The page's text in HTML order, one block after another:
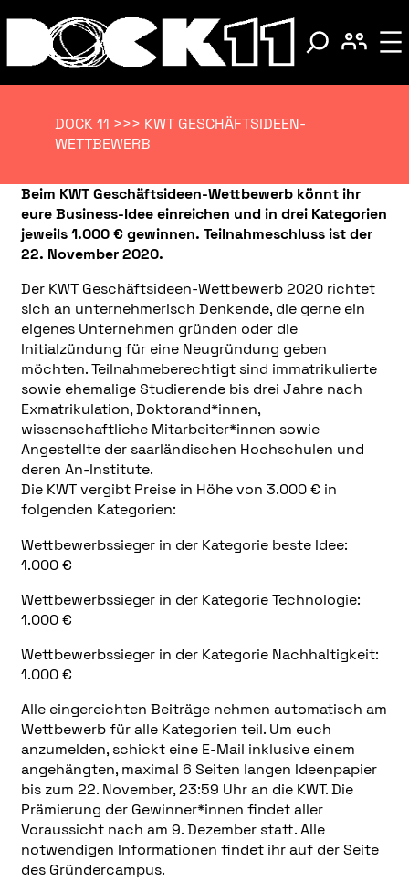
DOCK 11 >>> KWT GESCHÄFTSIDEEN-
WETTBEWERB
Beim KWT Geschäftsideen-Wettbewerb könnt ihr
eure Business-Idee einreichen und in drei Kategorien
jeweils 1.000 € gewinnen. Teilnahmeschluss ist der
22. November 2020.
Der KWT Geschäftsideen-Wettbewerb 2020 richtet
sich an unternehmerisch Denkende, die gerne ein
eigenes Unternehmen gründen oder die
Initialzündung für eine Neugründung geben
möchten. Teilnahmeberechtigt sind immatrikulierte
sowie ehemalige Studierende bis drei Jahre nach
Exmatrikulation, Doktorand*innen,
wissenschaftliche Mitarbeiter*innen sowie
Angestellte der saarländischen Hochschulen und
deren An-Institute.
Die KWT vergibt Preise in Höhe von 3.000 € in
folgenden Kategorien:
Wettbewerbssieger in der Kategorie beste Idee:
1.000 €
Wettbewerbssieger in der Kategorie Technologie:
1.000 €
Wettbewerbssieger in der Kategorie Nachhaltigkeit:
1.000 €
Alle eingereichten Beiträge nehmen automatisch am
Wettbewerb für alle Kategorien teil. Um euch
anzumelden, schickt eine E-Mail inklusive einem
angehängten, maximal 6 Seiten langen Ideenpapier
bis zum 22. November, 23:59 Uhr an die KWT. Die
Prämierung der Gewinner*innen findet aller
Voraussicht nach am 9. Dezember statt. Alle
notwendigen Informationen findet ihr auf der Seite
des Gründercampus.